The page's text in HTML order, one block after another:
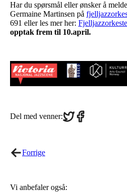
Har du spørsmål eller ønsker å
Germaine Martinsen på
691 eller les mer her:
opptak frem til 10.april.
Del med venner:Share
on
Share
on
Forrige
Vi anbefaler også: